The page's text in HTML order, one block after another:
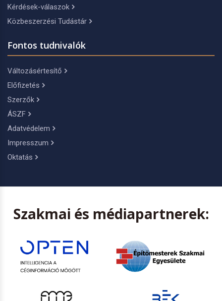
Kérdések-válaszok
Közbeszerzési Tudástár
Fontos tudnivalók
Változásértesítő
Előfizetés
Szerzők
ÁSZF
Adatvédelem
Impresszum
Oktatás
Szakmai és médiapartnerek: